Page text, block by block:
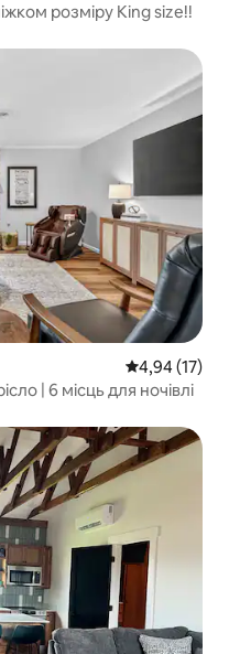
розміру King size!!
Середня
4,94 (17)
| 6 місць для ночівлі